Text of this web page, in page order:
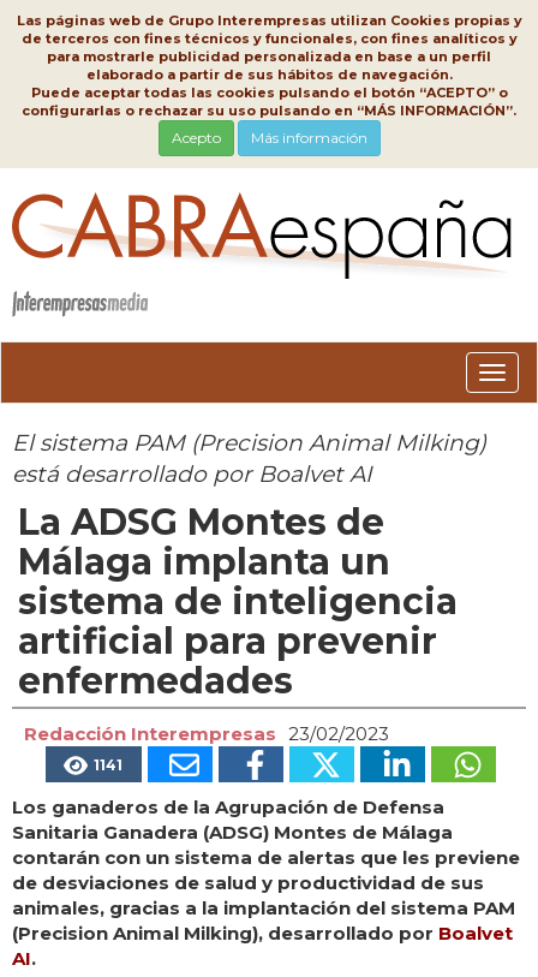
Las páginas web de Grupo Interempresas utilizan Cookies propias y
de terceros con fines técnicos y funcionales, con fines analíticos y
para mostrarle publicidad personalizada en base a un perfil
elaborado a partir de sus hábitos de navegación.
Puede aceptar todas las cookies pulsando el botón “ACEPTO” o
configurarlas o rechazar su uso pulsando en “MÁS INFORMACIÓN”.
Acepto Más información
El sistema PAM (Precision Animal Milking)
está desarrollado por Boalvet AI
La ADSG Montes de
Málaga implanta un
sistema de inteligencia
artificial para prevenir
enfermedades
Redacción Interempresas 23/02/2023
1141
Los ganaderos de la Agrupación de Defensa
Sanitaria Ganadera (ADSG) Montes de Málaga
contarán con un sistema de alertas que les previene
de desviaciones de salud y productividad de sus
animales, gracias a la implantación del sistema PAM
(Precision Animal Milking), desarrollado por Boalvet
AI.